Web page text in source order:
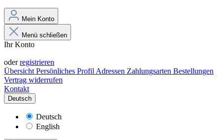
Mein Konto
Menü schließen
Ihr Konto
oderregistrieren
Übersicht Persönliches Profil Adressen Zahlungsarten Bestellungen
Vertrag widerrufen
Kontakt
Deutsch
Deutsch
English